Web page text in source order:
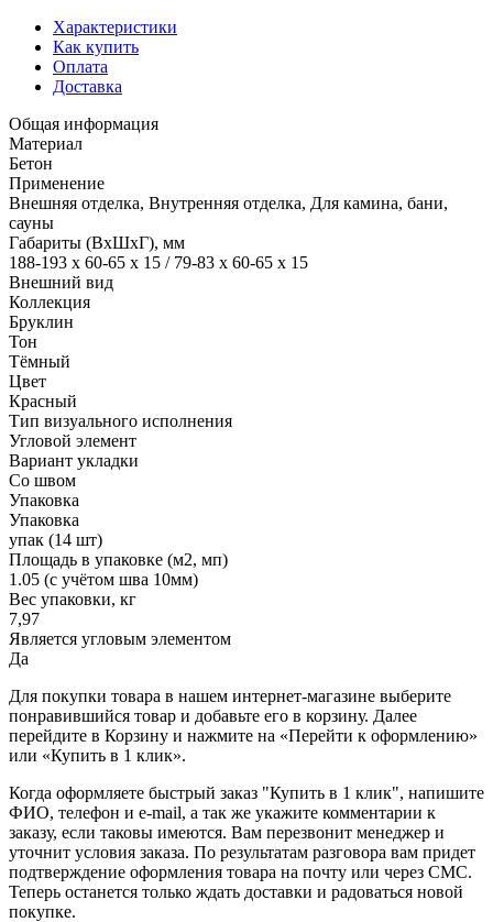
Характеристики
Как купить
Оплата
Доставка
Общая информация
Материал
Бетон
Применение
Внешняя отделка, Внутренняя отделка, Для камина, бани,
сауны
Габариты (ВхШхГ), мм
188-193 х 60-65 х 15 / 79-83 х 60-65 х 15
Внешний вид
Коллекция
Бруклин
Тон
Тёмный
Цвет
Красный
Тип визуального исполнения
Угловой элемент
Вариант укладки
Со швом
Упаковка
Упаковка
упак (14 шт)
Площадь в упаковке (м2, мп)
1.05 (с учётом шва 10мм)
Вес упаковки, кг
7,97
Является угловым элементом
Да
Для покупки товара в нашем интернет-магазине выберите
понравившийся товар и добавьте его в корзину. Далее
перейдите в Корзину и нажмите на «Перейти к оформлению»
или «Купить в 1 клик».
Когда оформляете быстрый заказ "Купить в 1 клик", напишите
ФИО, телефон и e-mail, а так же укажите комментарии к
заказу, если таковы имеются. Вам перезвонит менеджер и
уточнит условия заказа. По результатам разговора вам придет
подтверждение оформления товара на почту или через СМС.
Теперь останется только ждать доставки и радоваться новой
покупке.